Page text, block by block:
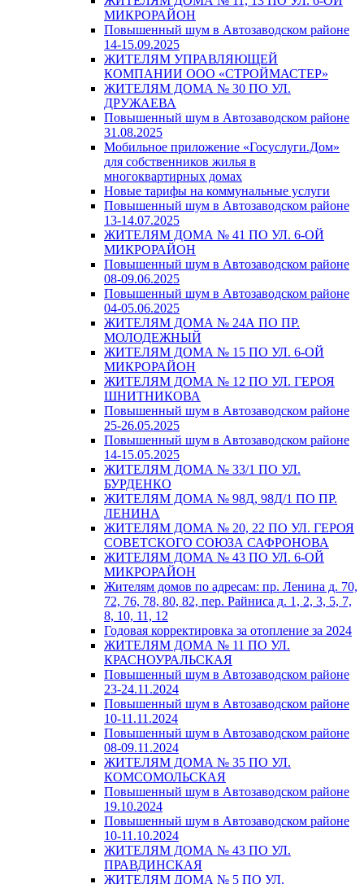
МИКРОРАЙОН
Повышенный шум в Автозаводском районе
14-15.09.2025
ЖИТЕЛЯМ УПРАВЛЯЮЩЕЙ
КОМПАНИИ ООО «СТРОЙМАСТЕР»
ЖИТЕЛЯМ ДОМА № 30 ПО УЛ.
ДРУЖАЕВА
Повышенный шум в Автозаводском районе
31.08.2025
Мобильное приложение «Госуслуги.Дом»
для собственников жилья в
многоквартирных домах
Новые тарифы на коммунальные услуги
Повышенный шум в Автозаводском районе
13-14.07.2025
ЖИТЕЛЯМ ДОМА № 41 ПО УЛ. 6-ОЙ
МИКРОРАЙОН
Повышенный шум в Автозаводском районе
08-09.06.2025
Повышенный шум в Автозаводском районе
04-05.06.2025
ЖИТЕЛЯМ ДОМА № 24А ПО ПР.
МОЛОДЕЖНЫЙ
ЖИТЕЛЯМ ДОМА № 15 ПО УЛ. 6-ОЙ
МИКРОРАЙОН
ЖИТЕЛЯМ ДОМА № 12 ПО УЛ. ГЕРОЯ
ШНИТНИКОВА
Повышенный шум в Автозаводском районе
25-26.05.2025
Повышенный шум в Автозаводском районе
14-15.05.2025
ЖИТЕЛЯМ ДОМА № 33/1 ПО УЛ.
БУРДЕНКО
ЖИТЕЛЯМ ДОМА № 98Д, 98Д/1 ПО ПР.
ЛЕНИНА
ЖИТЕЛЯМ ДОМА № 20, 22 ПО УЛ. ГЕРОЯ
СОВЕТСКОГО СОЮЗА САФРОНОВА
ЖИТЕЛЯМ ДОМА № 43 ПО УЛ. 6-ОЙ
МИКРОРАЙОН
Жителям домов по адресам: пр. Ленина д. 70,
72, 76, 78, 80, 82, пер. Райниса д. 1, 2, 3, 5, 7,
8, 10, 11, 12
Годовая корректировка за отопление за 2024
ЖИТЕЛЯМ ДОМА № 11 ПО УЛ.
КРАСНОУРАЛЬСКАЯ
Повышенный шум в Автозаводском районе
23-24.11.2024
Повышенный шум в Автозаводском районе
10-11.11.2024
Повышенный шум в Автозаводском районе
08-09.11.2024
ЖИТЕЛЯМ ДОМА № 35 ПО УЛ.
КОМСОМОЛЬСКАЯ
Повышенный шум в Автозаводском районе
19.10.2024
Повышенный шум в Автозаводском районе
10-11.10.2024
ЖИТЕЛЯМ ДОМА № 43 ПО УЛ.
ПРАВДИНСКАЯ
ЖИТЕЛЯМ ДОМА № 5 ПО УЛ.